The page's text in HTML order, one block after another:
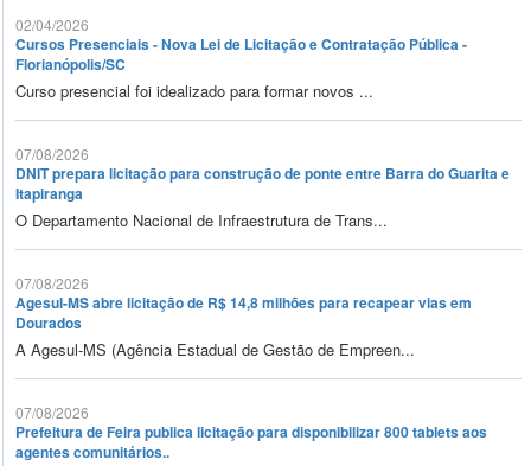
02/04/2026
Cursos Presenciais - Nova Lei de Licitação e Contratação Pública -
Florianópolis/SC
Curso presencial foi idealizado para formar novos ...
07/08/2026
DNIT prepara licitação para construção de ponte entre Barra do Guarita e
Itapiranga
O Departamento Nacional de Infraestrutura de Trans...
07/08/2026
Agesul-MS abre licitação de R$ 14,8 milhões para recapear vias em
Dourados
A Agesul-MS (Agência Estadual de Gestão de Empreen...
07/08/2026
Prefeitura de Feira publica licitação para disponibilizar 800 tablets aos
agentes comunitários..